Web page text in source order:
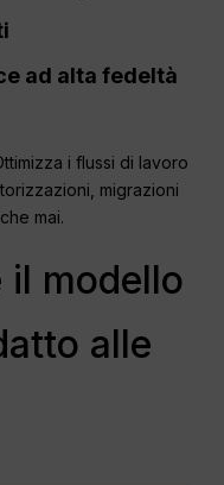
ad alta fedeltà
i flussi di lavoro
migrazioni
mai.
il modello
alle